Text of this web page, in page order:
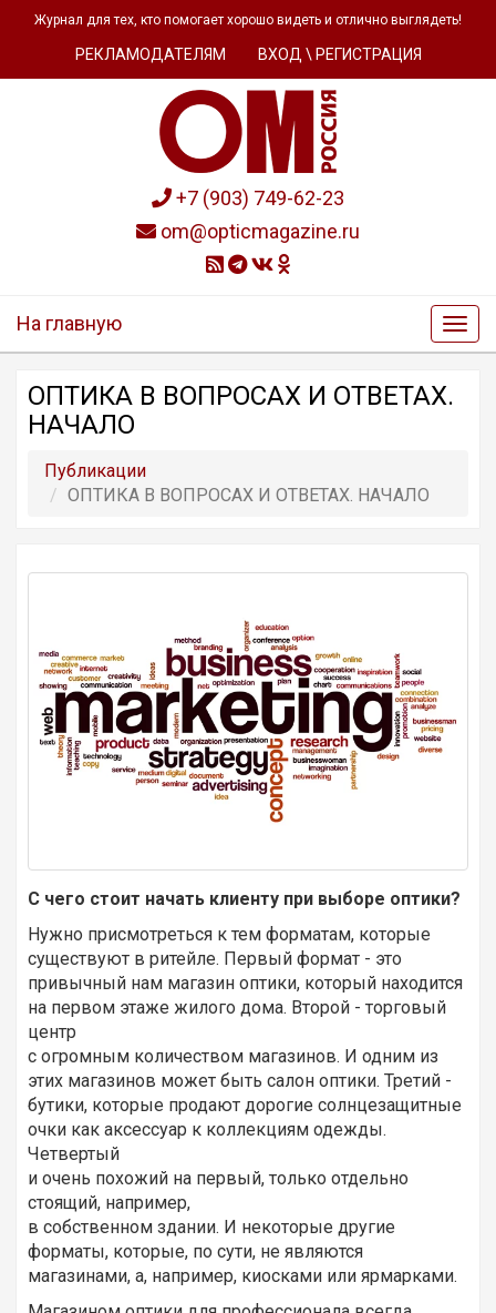
Журнал для тех, кто помогает хорошо видеть и отлично выглядеть!
РЕКЛАМОДАТЕЛЯМ ВХОД \ РЕГИСТРАЦИЯ
+7 (903) 749-62-23
om@opticmagazine.ru
На главную
ОПТИКА В ВОПРОСАХ И ОТВЕТАХ.
НАЧАЛО
Публикации
ОПТИКА В ВОПРОСАХ И ОТВЕТАХ. НАЧАЛО
С чего стоит начать клиенту при выборе оптики?
Нужно присмотреться к тем форматам, которые
существуют в ритейле. Первый формат - это
привычный нам магазин оптики, который находится
на первом этаже жилого дома. Второй - торговый
центр
с огромным количеством магазинов. И одним из
этих магазинов может быть салон оптики. Третий -
бутики, которые продают дорогие солнцезащитные
очки как аксессуар к коллекциям одежды.
Четвертый
и очень похожий на первый, только отдельно
стоящий, например,
в собственном здании. И некоторые другие
форматы, которые, по сути, не являются
магазинами, а, например, киосками или ярмарками.